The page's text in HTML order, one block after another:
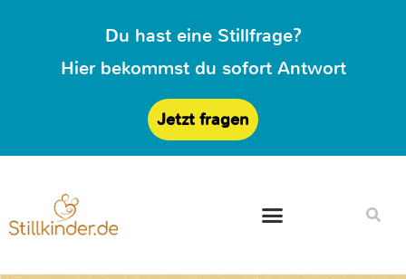
Du hast eine Stillfrage?
Hier bekommst du sofort Antwort
Jetzt fragen